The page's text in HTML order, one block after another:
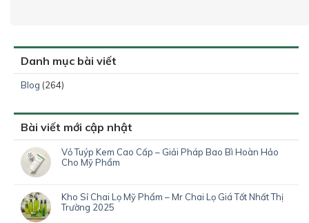
Danh mục bài viết
Blog (264)
Bài viết mới cập nhật
Vỏ Tuýp Kem Cao Cấp – Giải Pháp Bao Bì Hoàn Hảo
Cho Mỹ Phẩm
Kho Sỉ Chai Lọ Mỹ Phẩm – Mr Chai Lọ Giá Tốt Nhất Thị
Trường 2025